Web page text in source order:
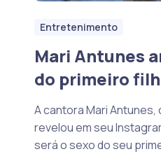
Entretenimento
Mari Antunes
do primeiro
A cantora Mari Antunes,
revelou em seu
será o sexo do seu